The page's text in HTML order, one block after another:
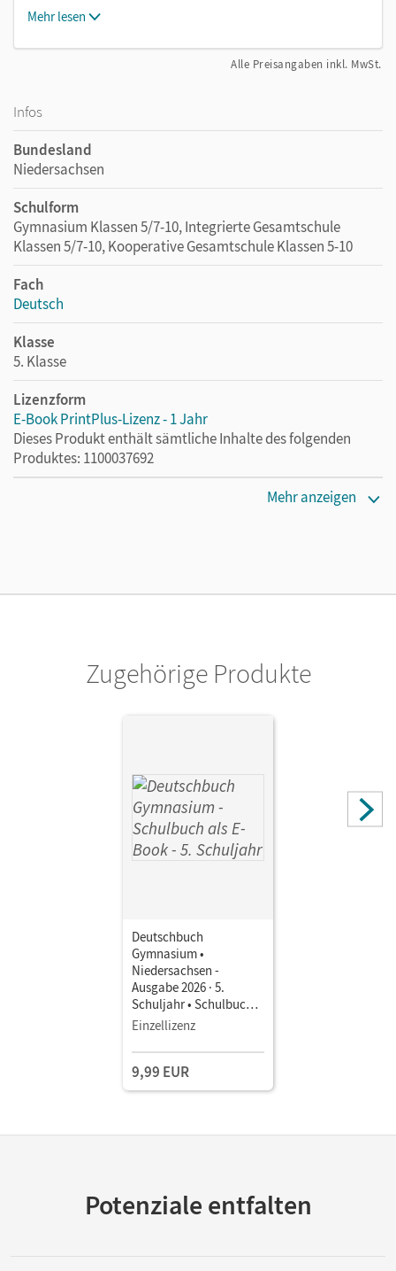
Mehr lesen
Alle Preisangaben inkl. MwSt.
Infos
Bundesland
Niedersachsen
Schulform
Gymnasium Klassen 5/7-10, Integrierte Gesamtschule
Klassen 5/7-10, Kooperative Gesamtschule Klassen 5-10
Fach
Deutsch
Klasse
5. Klasse
Lizenzform
E-Book PrintPlus-Lizenz - 1 Jahr
Dieses Produkt enthält sämtliche Inhalte des folgenden
Produktes: 1100037692
ein Jahr lang ergänzend zum Print-Titel nutzen möchten.
Cornelsen Verlag
Wagener, Andrea; Schneider, Frank; Graf, Inga; Herold,
Robert; Will, Robert; Rühle, Christian; Mohr, Deborah;
Nazlier, Marie; Fischer, Christoph; Kroesen, Stephanie;
Boes, Julia; Heilig, Patricia; Schwarz, Christian
Mehr anzeigen
Zugehörige Produkte
Deutschbuch
Gymnasium •
Niedersachsen -
Ausgabe 2026 · 5.
Schuljahr • Schulbuch
als E-Book Mit Medien
Einzellizenz
9,99 EUR
Potenziale entfalten